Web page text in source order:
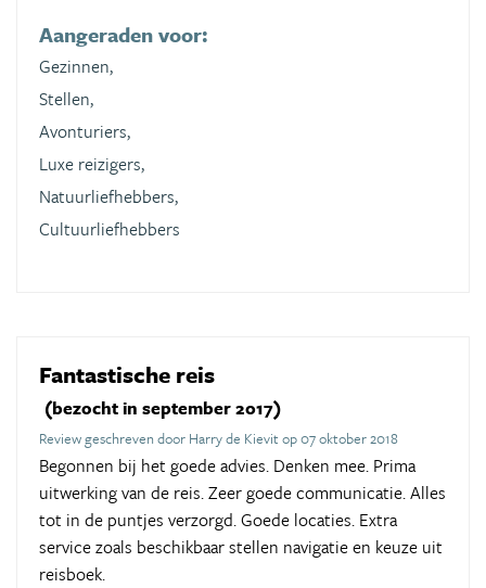
Aangeraden voor:
Gezinnen,
Stellen,
Avonturiers,
Luxe reizigers,
Natuurliefhebbers,
Cultuurliefhebbers
Fantastische reis
(bezocht in september 2017)
Review geschreven door Harry de Kievit op 07 oktober 2018
Begonnen bij het goede advies. Denken mee. Prima
uitwerking van de reis. Zeer goede communicatie. Alles
tot in de puntjes verzorgd. Goede locaties. Extra
service zoals beschikbaar stellen navigatie en keuze uit
reisboek.